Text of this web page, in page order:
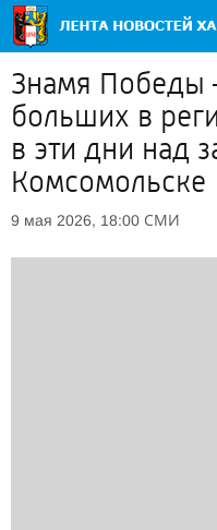
Знамя Победы
больших в
в эти дни над
Комсомольске
9 мая 2026, 18:00 СМИ